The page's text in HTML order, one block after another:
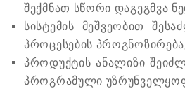
შექმნათ სწორი დაგეგმვა
სისტემის მეშვეობით
პროცესების პროგნოზირება;
პროდუქტის ანალიზი
პროგრამული